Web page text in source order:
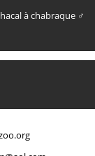
à chabraque ♂